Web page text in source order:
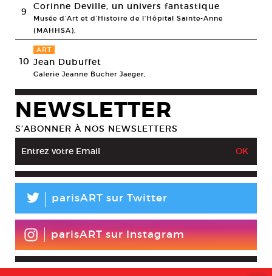
9 Corinne Deville, un univers fantastique
Musée d’Art et d’Histoire de l’Hôpital Sainte-Anne
(MAHHSA),
10
ART
Jean Dubuffet
Galerie Jeanne Bucher Jaeger,
NEWSLETTER
S’ABONNER À NOS NEWSLETTERS
L parisART sur Twitter
parisART sur Instagram